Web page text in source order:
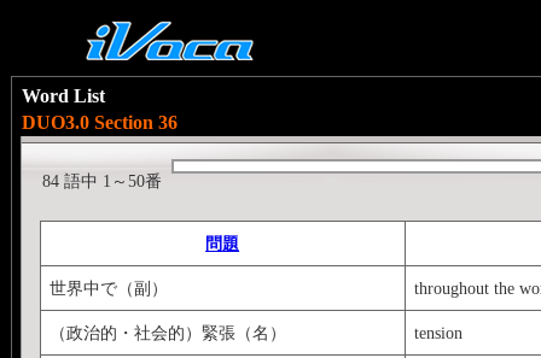
Word List
DUO3.0 Section 36
84 語中 1～50番
問題
世界中で（副） throughout the
（政治的・社会的）緊張（名） tension